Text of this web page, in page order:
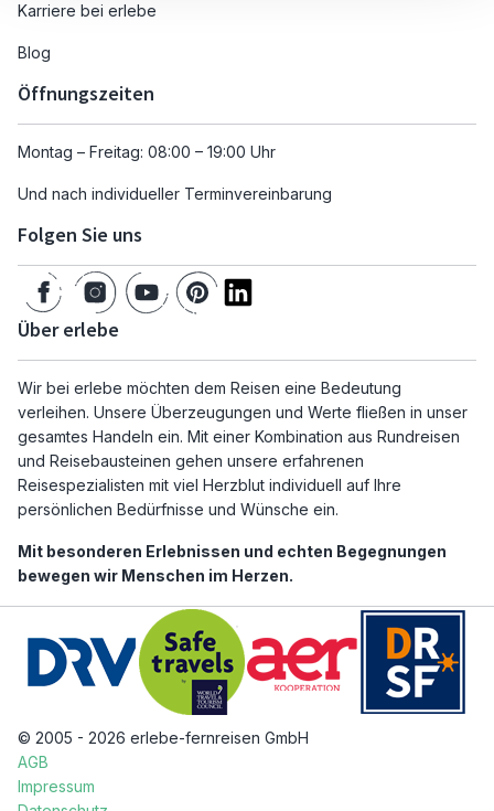
Karriere bei erlebe
Blog
Öffnungszeiten
Montag – Freitag: 08:00 – 19:00 Uhr
Und nach individueller Terminvereinbarung
Folgen Sie uns
Über erlebe
Wir bei erlebe möchten dem Reisen eine Bedeutung
verleihen. Unsere Überzeugungen und Werte fließen in unser
gesamtes Handeln ein. Mit einer Kombination aus Rundreisen
und Reisebausteinen gehen unsere erfahrenen
Reisespezialisten mit viel Herzblut individuell auf Ihre
persönlichen Bedürfnisse und Wünsche ein.
Mit besonderen Erlebnissen und echten Begegnungen
bewegen wir Menschen im Herzen.
© 2005 - 2026 erlebe-fernreisen GmbH
AGB
Impressum